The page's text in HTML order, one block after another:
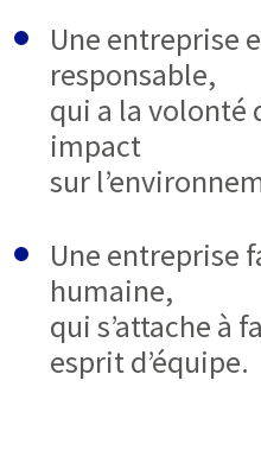
Une entreprise
responsable,
qui a la volonté
impact
sur
Une entreprise
humaine,
qui s’attache à
esprit d’équipe.